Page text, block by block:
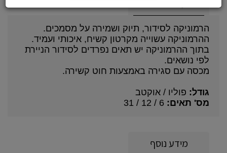
הרמוניקה לסידור, תיוק ושמירה על מסמכים.
ההרמוניקה עשוייה מקרטון קשיח, איכותי ועמיד.
בתוך ההרמוניקה יש תאים נפרדים לסידור הניירת
לפי נושאים.
מכסה עם סגירה באמצעות חוט קשירה.
גודל: פוליו / אוקטב
מס' תאים:
מידע נוסף